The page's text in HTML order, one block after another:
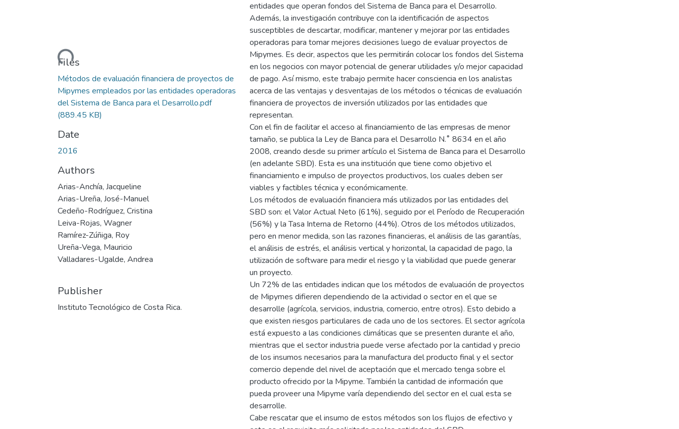
Loading...
Files
Métodos de evaluación financiera de proyectos de
Mipymes empleados por las entidades operadoras
del Sistema de Banca para el Desarrollo.pdf
(889.45 KB)
Date
2016
Authors
Arias-Anchía, Jacqueline
Arias-Ureña, José-Manuel
Cedeño-Rodríguez, Cristina
Leiva-Rojas, Wagner
Ramírez-Zúñiga, Roy
Ureña-Vega, Mauricio
Valladares-Ugalde, Andrea
Publisher
Instituto Tecnológico de Costa Rica.
entidades que operan fondos del Sistema de Banca para el Desarrollo.
Además, la investigación contribuye con la identificación de aspectos
susceptibles de descartar, modificar, mantener y mejorar por las entidades
operadoras para tomar mejores decisiones luego de evaluar proyectos de
Mipymes. Es decir, aspectos que les permitirán colocar los fondos del Sistema
en los negocios con mayor potencial de generar utilidades y/o mejor capacidad
de pago. Así mismo, este trabajo permite hacer consciencia en los analistas
acerca de las ventajas y desventajas de los métodos o técnicas de evaluación
financiera de proyectos de inversión utilizados por las entidades que
representan.
Con el fin de facilitar el acceso al financiamiento de las empresas de menor
tamaño, se publica la Ley de Banca para el Desarrollo N.˚ 8634 en el año
2008, creando desde su primer artículo el Sistema de Banca para el Desarrollo
(en adelante SBD). Esta es una institución que tiene como objetivo el
financiamiento e impulso de proyectos productivos, los cuales deben ser
viables y factibles técnica y económicamente.
Los métodos de evaluación financiera más utilizados por las entidades del
SBD son: el Valor Actual Neto (61%), seguido por el Período de Recuperación
(56%) y la Tasa Interna de Retorno (44%). Otros de los métodos utilizados,
pero en menor medida, son las razones financieras, el análisis de las garantías,
el análisis de estrés, el análisis vertical y horizontal, la capacidad de pago, la
utilización de software para medir el riesgo y la viabilidad que puede generar
un proyecto.
Un 72% de las entidades indican que los métodos de evaluación de proyectos
de Mipymes difieren dependiendo de la actividad o sector en el que se
desarrolle (agrícola, servicios, industria, comercio, entre otros). Esto debido a
que existen riesgos particulares de cada uno de los sectores. El sector agrícola
está expuesto a las condiciones climáticas que se presenten durante el año,
mientras que el sector industria puede verse afectado por la cantidad y precio
de los insumos necesarios para la manufactura del producto final y el sector
comercio depende del nivel de aceptación que el mercado tenga sobre el
producto ofrecido por la Mipyme. También la cantidad de información que
pueda proveer una Mipyme varía dependiendo del sector en el cual esta se
desarrolle.
Cabe rescatar que el insumo de estos métodos son los flujos de efectivo y